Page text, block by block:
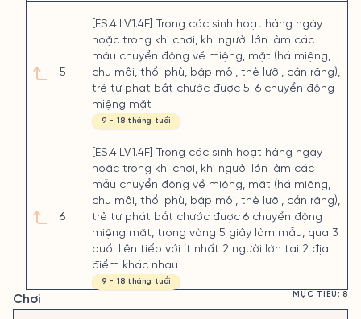
5
6
[ES.4.LV1.4E] Trong các sinh hoạt hàng ngày
hoặc trong khi chơi, khi người lớn làm các
mẫu chuyển động về miệng, mặt (há miệng,
chu môi, thổi phù, bập môi, thè lưỡi, cắn răng),
trẻ tự phát bắt chước được 5-6 chuyển động
miệng mặt
9 - 18 tháng tuổi
[ES.4.LV1.4F] Trong các sinh hoạt hàng ngày
hoặc trong khi chơi, khi người lớn làm các
mẫu chuyển động về miệng, mặt (há miệng,
chu môi, thổi phù, bập môi, thè lưỡi, cắn răng),
trẻ tự phát bắt chước được 6 chuyển động
miệng mặt, trong vòng 5 giây làm mẫu, qua 3
buổi liên tiếp với ít nhất 2 người lớn tại 2 địa
điểm khác nhau
9 - 18 tháng tuổi
Chơi MỤC TIÊU: 8